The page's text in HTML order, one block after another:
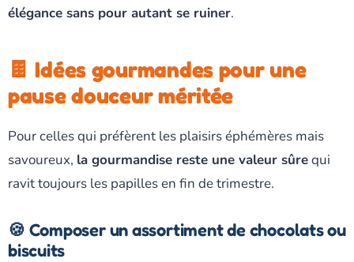
élégance sans pour autant se ruiner.
🍫 Idées gourmandes pour une
pause douceur méritée
Pour celles qui préfèrent les plaisirs éphémères mais
savoureux, la gourmandise reste une valeur sûrequi
ravit toujours les papilles en fin de trimestre.
🍪 Composer un assortiment de chocolats ou
biscuits